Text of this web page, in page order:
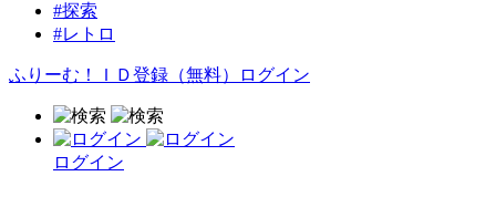
#探索
#レトロ
ふりーむ！ＩＤ登録（無料） ログイン
ログイン